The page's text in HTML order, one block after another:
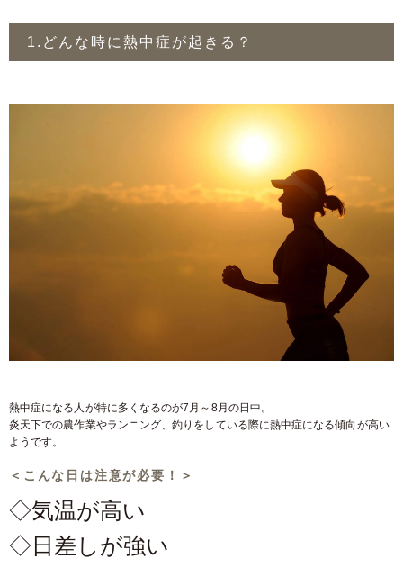
1.どんな時に熱中症が起きる？
熱中症になる人が特に多くなるのが7月～8月の日中。
炎天下での農作業やランニング、釣りをしている際に熱中症になる傾向が高い
ようです。
＜こんな日は注意が必要！＞
◇気温が高い
◇日差しが強い